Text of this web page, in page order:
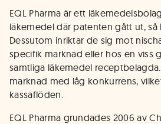
EQL Pharma är ett
läkemedel där patenten gått ut, så
Dessutom inriktar de sig mot
specifik marknad eller hos en viss
samtliga läkemedel
marknad med låg konkurrens,
kassaflöden.
EQL Pharma grundades 2006 av